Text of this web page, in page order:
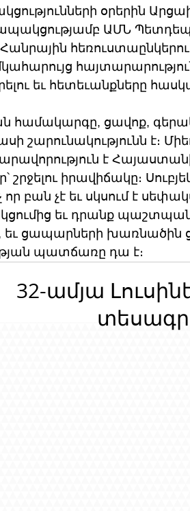
օրերին
ԱՄՆ
եւ հետեւանքները
ցավոք,
շարունակությունն է։
է
իրավիճակը։
որ բան չէ եւ սկսում է
եւ դրանք
եւ ցապարների խառնածին
պատճառը դա է։
32-ամյա